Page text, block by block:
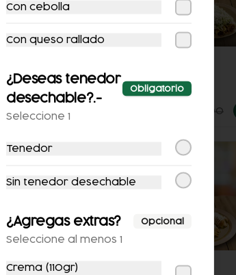
$169.00 $193.00
FLAUTAS
$246.00
COMBO
COMBO
Con cebolla
Con queso rallado
¿Deseas tenedor
desechable?.-
Obligatorio
Seleccione 1
Tenedor
Sin tenedor desechable
¿Agregas extras? Opcional
Seleccione al menos 1
Crema (110gr)